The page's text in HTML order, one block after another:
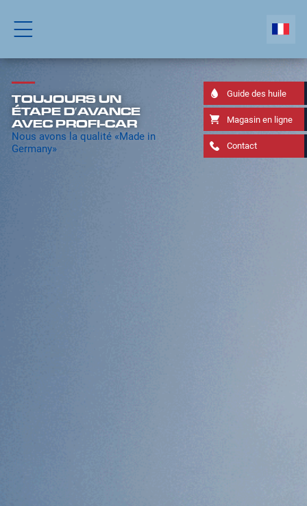
TOUJOURS UN
ÉTAPE D′AVANCE
AVEC PROFI-CAR
Nous avons la qualité «Made in
Germany»
Guide des huile
Magasin en ligne
Contact